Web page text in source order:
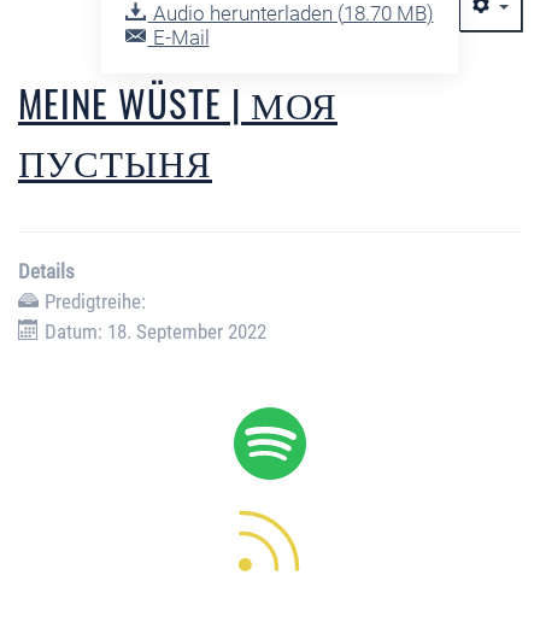
Audio herunterladen (18.70 MB)
E-Mail
MEINE WÜSTE | МОЯ
ПУСТЫНЯ
Details
Predigtreihe:
Datum: 18. September 2022